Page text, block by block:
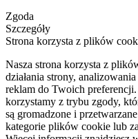
Zgoda
Szczegóły
Strona korzysta z plików
Nasza strona korzysta z
działania strony,
reklam do Twoich
korzystamy z trybu zgody,
są gromadzone i
kategorie plików cookie lub